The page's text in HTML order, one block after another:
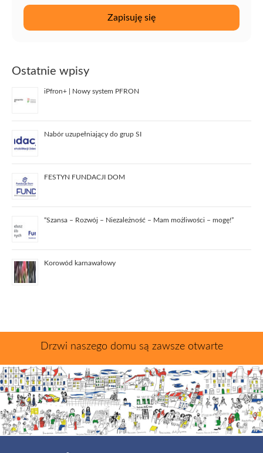
Ostatnie wpisy
iPfron+ | Nowy system PFRON
Nabór uzupełniający do grup SI
FESTYN FUNDACJI DOM
“Szansa – Rozwój – Niezależność – Mam możliwości – mogę!”
Korowód karnawałowy
Drzwi naszego domu są zawsze otwarte